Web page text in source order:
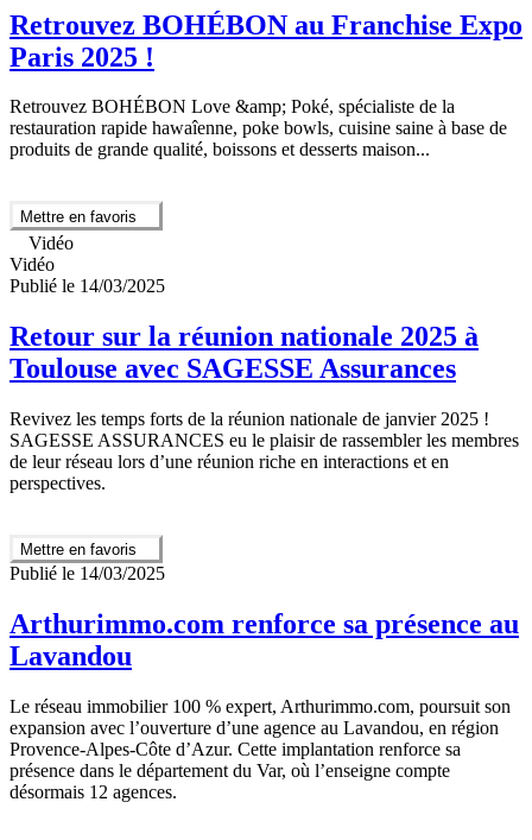
Retrouvez BOHÉBON au Franchise Expo
Paris 2025 !
Retrouvez BOHÉBON Love &amp; Poké, spécialiste de la
restauration rapide hawaîenne, poke bowls, cuisine saine à base de
produits de grande qualité, boissons et desserts maison...
Mettre en favoris
Vidéo
Vidéo
Publié le 14/03/2025
Retour sur la réunion nationale 2025 à
Toulouse avec SAGESSE Assurances
Revivez les temps forts de la réunion nationale de janvier 2025 !
SAGESSE ASSURANCES eu le plaisir de rassembler les membres
de leur réseau lors d’une réunion riche en interactions et en
perspectives.
Mettre en favoris
Publié le 14/03/2025
Arthurimmo.com renforce sa présence au
Lavandou
Le réseau immobilier 100 % expert, Arthurimmo.com, poursuit son
expansion avec l’ouverture d’une agence au Lavandou, en région
Provence-Alpes-Côte d’Azur. Cette implantation renforce sa
présence dans le département du Var, où l’enseigne compte
désormais 12 agences.